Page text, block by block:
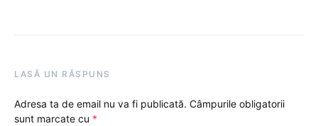
LASĂ UN RĂSPUNS
Adresa ta de email nu va fi publicată. Câmpurile obligatorii
sunt marcate cu *